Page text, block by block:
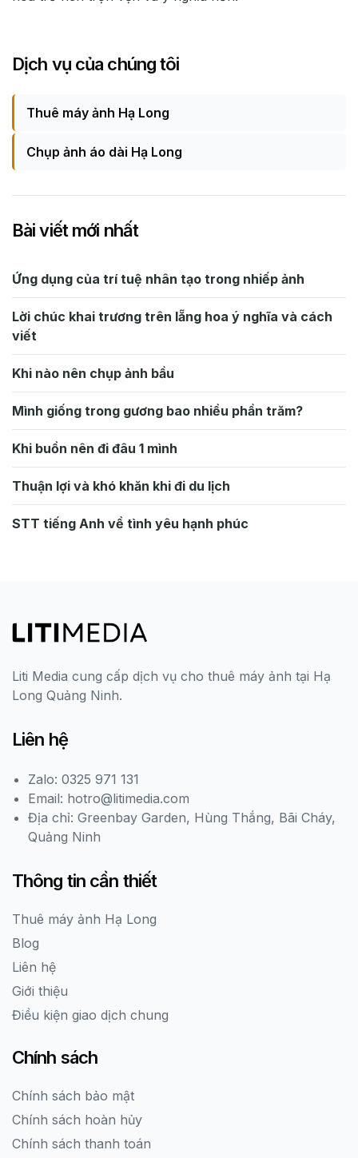
Dịch vụ của chúng tôi
Thuê máy ảnh Hạ Long
Chụp ảnh áo dài Hạ Long
Bài viết mới nhất
Ứng dụng của trí tuệ nhân tạo trong nhiếp ảnh
Lời chúc khai trương trên lẵng hoa ý nghĩa và cách
viết
Khi nào nên chụp ảnh bầu
Mình giống trong gương bao nhiều phần trăm?
Khi buồn nên đi đâu 1 mình
Thuận lợi và khó khăn khi đi du lịch
STT tiếng Anh về tình yêu hạnh phúc
Liti Media cung cấp dịch vụ cho thuê máy ảnh tại Hạ
Long Quảng Ninh.
Liên hệ
Zalo: 0325 971 131
Email: hotro@litimedia.com
Địa chỉ: Greenbay Garden, Hùng Thắng, Bãi Cháy,
Quảng Ninh
Thông tin cần thiết
Thuê máy ảnh Hạ Long
Blog
Liên hệ
Giới thiệu
Điều kiện giao dịch chung
Chính sách
Chính sách bảo mật
Chính sách hoàn hủy
Chính sách thanh toán